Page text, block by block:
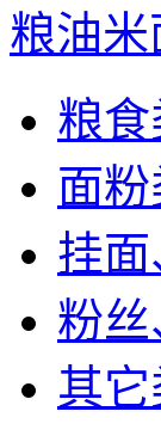
粮油米
粮食
面粉
挂
粉
其